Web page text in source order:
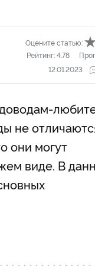
Оцените статью:
Рейтинг:4.78
12.01.2023
не
они могут
виде. В